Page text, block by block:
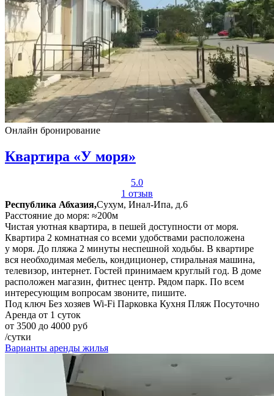
Онлайн бронирование
Квартира «У моря»
5.0
1 отзыв
Республика Абхазия,Сухум, Инал-Ипа, д.6
Расстояние до моря: ≈200м
Чистая уютная квартира, в пешей доступности от моря.
Квартира 2 комнатная со всеми удобствами расположена
у моря. До пляжа 2 минуты неспешной ходьбы. В квартире
вся необходимая мебель, кондиционер, стиральная машина,
телевизор, интернет. Гостей принимаем круглый год. В доме
расположен магазин, фитнес центр. Рядом парк. По всем
интересующим вопросам звоните, пишите.
Под ключ Без хозяев Wi-Fi Парковка Кухня Пляж Посуточно
Аренда от 1 суток
от 3500 до 4000 руб
/сутки
Варианты аренды жилья